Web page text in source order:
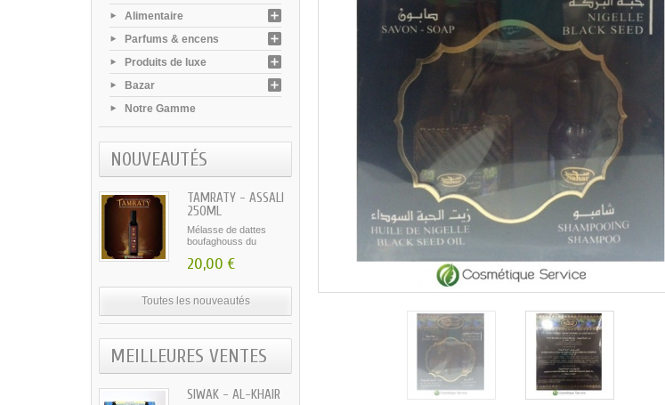
Alimentaire
Parfums & encens
Produits de luxe
Bazar
Notre Gamme
NOUVEAUTÉS
TAMRATY - ASSALI
250ML
Mélasse de dattes
boufaghouss du
20,00 €
Toutes les nouveautés
MEILLEURES VENTES
SIWAK - AL-KHAIR